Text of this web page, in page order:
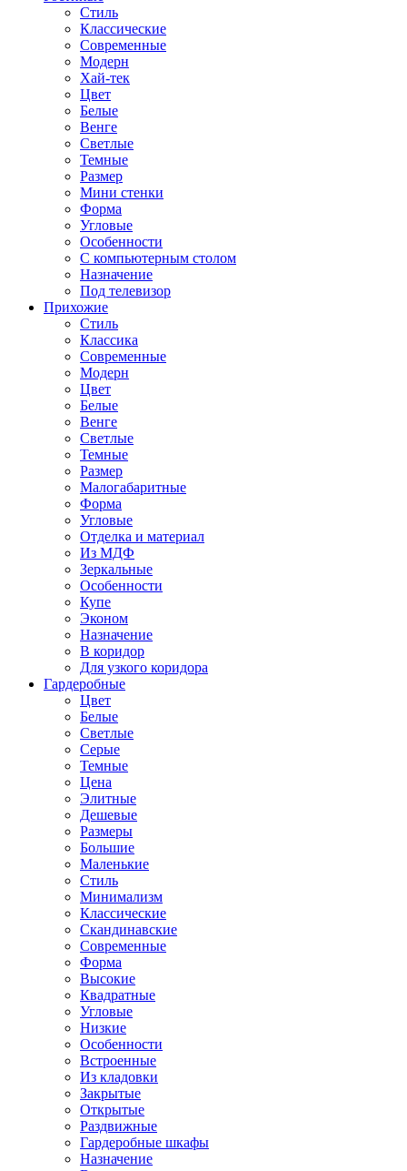
Стиль
Классические
Современные
Модерн
Хай-тек
Цвет
Белые
Венге
Светлые
Темные
Размер
Мини стенки
Форма
Угловые
Особенности
С компьютерным столом
Назначение
Под телевизор
Прихожие
Стиль
Классика
Современные
Модерн
Цвет
Белые
Венге
Светлые
Темные
Размер
Малогабаритные
Форма
Угловые
Отделка и материал
Из МДФ
Зеркальные
Особенности
Купе
Эконом
Назначение
В коридор
Для узкого коридора
Гардеробные
Цвет
Белые
Светлые
Серые
Темные
Цена
Элитные
Дешевые
Размеры
Большие
Маленькие
Стиль
Минимализм
Классические
Скандинавские
Современные
Форма
Высокие
Квадратные
Угловые
Низкие
Особенности
Встроенные
Из кладовки
Закрытые
Открытые
Раздвижные
Гардеробные шкафы
Назначение